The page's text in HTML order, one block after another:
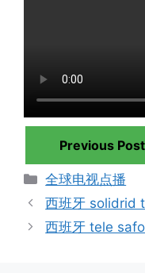
Previous Post
Categories
全球电视点播
西班牙 solidrid
西班牙 tele